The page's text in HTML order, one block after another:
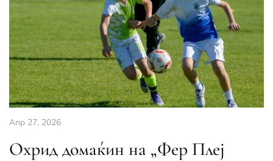
Апр 27, 2026
Охрид домаќин на „Фер Плеј